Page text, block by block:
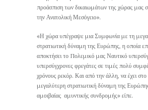
προάσπιση των δικαιωμάτων της χώρας μας
την Ανατολική Μεσόγειο».
«Η χώρα υπέγραψε μια Συμφωνία με τη
στρατιωτική δύναμη της Ευρώπης, η οποία
αποκτήσει το Πολεμικό μας Ναυτικό
υπερσύγχρονες φρεγάτες σε τιμές πολύ
χρόνους ρεκόρ. Και από την άλλη, να έχει
μεγαλύτερη στρατιωτική δύναμη της
αμοιβαίας αμυντικής συνδρομής» είπε.